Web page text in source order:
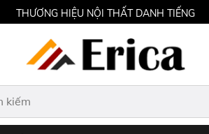
THƯƠNG HIỆU NỘI THẤT DANH TIẾNG